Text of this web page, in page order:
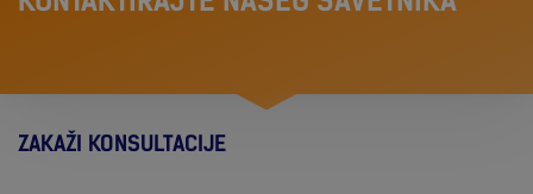
ZAKAŽI KONSULTACIJE